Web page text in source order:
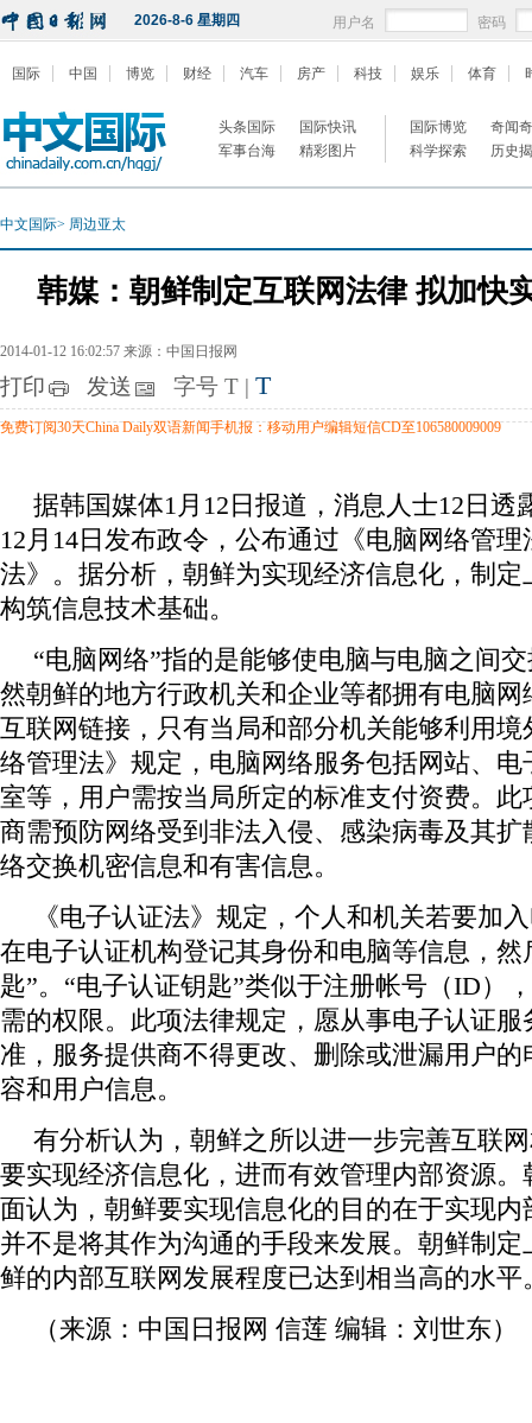
2026-8-6 星期四 用户名 密码
国际 中国 博览 财经 汽车 房产 科技 娱乐 体育
头条国际
国际快讯
军事台海
精彩图片
国际博览
奇闻
科学探索
历史
中文国际> 周边亚太
韩媒：朝鲜制定互联网法律 拟加快
2014-01-12 16:02:57 来源：中国日报网
打印 发送 字号 T | T
免费订阅30天China Daily双语新闻手机报：移动用户编辑短信CD至106580009009
据韩国媒体1月12日报道，消息人士12日透
12月14日发布政令，公布通过《电脑网络管
法》。据分析，朝鲜为实现经济信息化，制
构筑信息技术基础。
“电脑网络”指的是能够使电脑与电脑之间
然朝鲜的地方行政机关和企业等都拥有电脑
互联网链接，只有当局和部分机关能够利用
络管理法》规定，电脑网络服务包括网站、
室等，用户需按当局所定的标准支付资费。
商需预防网络受到非法入侵、感染病毒及其
络交换机密信息和有害信息。
《电子认证法》规定，个人和机关若要加
在电子认证机构登记其身份和电脑等信息，然
匙”。“电子认证钥匙”类似于注册帐号（ID）
需的权限。此项法律规定，愿从事电子认证
准，服务提供商不得更改、删除或泄漏用户
容和用户信息。
有分析认为，朝鲜之所以进一步完善互联
要实现经济信息化，进而有效管理内部资源
面认为，朝鲜要实现信息化的目的在于实现
并不是将其作为沟通的手段来发展。朝鲜制
鲜的内部互联网发展程度已达到相当高的水平
（来源：中国日报网 信莲 编辑：刘世东）